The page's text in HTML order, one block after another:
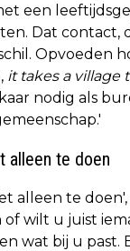
een
Dat contact,
Opvoeden
it takes a village
nodig als
alleen te doen
alleen te doen',
wilt u juist
wat bij u past.